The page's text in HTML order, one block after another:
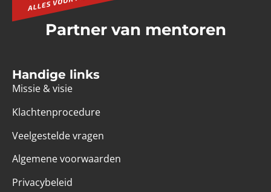
Partner van mentoren
Handige links
Missie & visie
Klachtenprocedure
Veelgestelde vragen
Algemene voorwaarden
Privacybeleid